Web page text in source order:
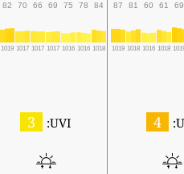
69
61
60
81
87
84
78
75
69
66
70
82
1018
1016
1018
1019
1018
1016
1016
1017
1017
1017
1019
4
UVI:
3